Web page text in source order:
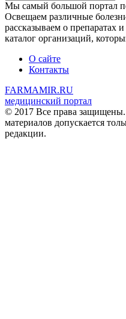
Мы самый большой портал
Освещаем различные
рассказываем о препаратах
каталог организаций,
О сайте
Контакты
FARMAMIR.RU
медицинский портал
© 2017 Все права
материалов допускается
редакции.